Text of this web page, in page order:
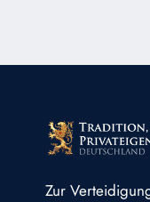
Zur